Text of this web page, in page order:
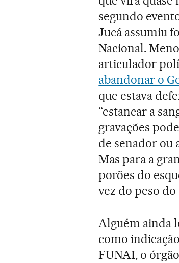
segundo
Jucá assumiu
Nacional.
articulador
abandonar o
que estava
“estancar a
gravações
de senador ou
Mas para a
porões do
vez do peso do
Alguém ainda
como
FUNAI, o